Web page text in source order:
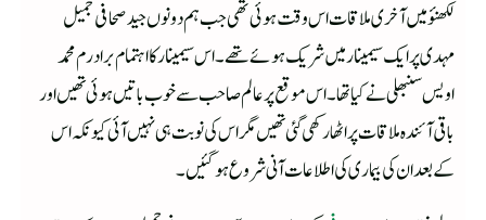
لکھنؤ میں آخری ملاقات اس وقت ہوئی تھی جب ہم دونوں جید صحافی جمیل
مہدی پر ایک سیمینار میں شریک ہوئے تھے۔ اس سیمینار کا اہتمام برادرم محمد
اویس سنبھلی نے کیا تھا۔اس موقع پر عالم صاحب سے خوب باتیں ہوئی تھیں اور
باقی آئندہ ملاقات پر اٹھا رکھی گئی تھیں مگر اس کی نوبت ہی نہیں آئی کیونکہ اس
کے بعد ان کی بیماری کی اطلاعات آنی شروع ہوگئیں۔